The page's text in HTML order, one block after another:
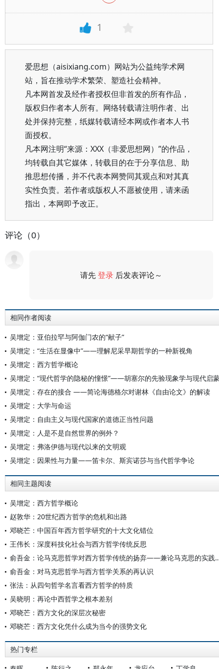
1
爱思想（aisixiang.com）网站为公益纯学术网
站，旨在推动学术繁荣、塑造社会精神。
凡本网首发及经作者授权但非首发的所有作品，
版权归作者本人所有。网络转载请注明作者、出
处并保持完整，纸媒转载请经本网或作者本人书
面授权。
凡本网注明“来源：XXX（非爱思想网）”的作品，
均转载自其它媒体，转载目的在于分享信息、助
推思想传播，并不代表本网赞同其观点和对其真
实性负责。若作者或版权人不愿被使用，请来函
指出，本网即予改正。
评论（0）
请先登录 后发表评论～
相同作者阅读
吴增定：亚伯拉罕与阿伽门农的“献子”
吴增定：“生活在显像中”——理解尼采早期哲学的一种新视角
吴增定：西方哲学概论
吴增定：“现代哲学的隐秘的憧憬”——胡塞尔的先验现象学与现代启
吴增定：存在的接合 ——简论海德格尔对谢林《自由论文》的解读
吴增定：大学与命运
吴增定：自由主义与现代国家的道德正当性问题
吴增定：人是不是自然世界的例外？
吴增定：弗洛伊德与现代以来的文明观
吴增定：因果性与力量——笛卡尔、斯宾诺莎与当代哲学争论
相同主题阅读
吴增定：西方哲学概论
赵敦华：20世纪西方哲学的危机和出路
邓晓芒：中国百年西方哲学研究的十大文化错位
王伟长：深度科技化社会与西方哲学传统反思
俞吾金：论马克思哲学对西方哲学传
俞吾金：对马克思哲学与西方哲学关系的再认识
张法：从四句哲学名言看西方哲学的特质
吴晓明：再论中西哲学之根本差别
邓晓芒：西方文化的深层次秘密
邓晓芒：西方文化凭什么成为当今的强势文化
热门专栏